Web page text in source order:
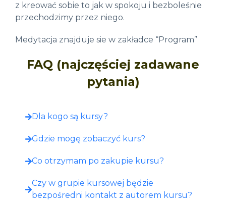
z kreować sobie to jak w spokoju i bezboleśnie
przechodzimy przez niego.
Medytacja znajduje sie w zakładce “Program”
FAQ (najczęściej zadawane
pytania)
Dla kogo są kursy?
Gdzie mogę zobaczyć kurs?​
Co otrzymam po zakupie kursu?​
Czy w grupie kursowej będzie
bezpośredni kontakt z autorem kursu?